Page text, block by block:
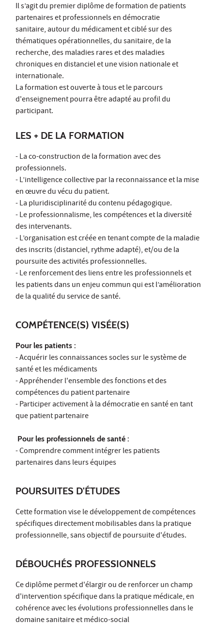
Il s’agit du premier diplôme de formation de patients
partenaires et professionnels en démocratie
sanitaire, autour du médicament et ciblé sur des
thématiques opérationnelles, du sanitaire, de la
recherche, des maladies rares et des maladies
chroniques en distanciel et une vision nationale et
internationale.
La formation est ouverte à tous et le parcours
d'enseignement pourra être adapté au profil du
participant.
LES + DE LA FORMATION
- La co-construction de la formation avec des
professionnels.
- L’intelligence collective par la reconnaissance et la mise
en œuvre du vécu du patient.
- La pluridisciplinarité du contenu pédagogique.
- Le professionnalisme, les compétences et la diversité
des intervenants.
- L’organisation est créée en tenant compte de la maladie
des inscrits (distanciel, rythme adapté), et/ou de la
poursuite des activités professionnelles.
- Le renforcement des liens entre les professionnels et
les patients dans un enjeu commun qui est l’amélioration
de la qualité du service de santé.
COMPÉTENCE(S) VISÉE(S)
Pour les patients :
- Acquérir les connaissances socles sur le système de
santé et les médicaments
- Appréhender l'ensemble des fonctions et des
compétences du patient partenaire
- Participer activement à la démocratie en santé en tant
que patient partenaire
Pour les professionnels de santé :
- Comprendre comment intégrer les patients
partenaires dans leurs équipes
POURSUITES D'ÉTUDES
Cette formation vise le développement de compétences
spécifiques directement mobilisables dans la pratique
professionnelle, sans objectif de poursuite d'études.
DÉBOUCHÉS PROFESSIONNELS
Ce diplôme permet d'élargir ou de renforcer un champ
d'intervention spécifique dans la pratique médicale, en
cohérence avec les évolutions professionnelles dans le
domaine sanitaire et médico-social